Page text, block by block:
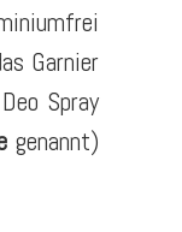
Garnier
Spray
genannt)